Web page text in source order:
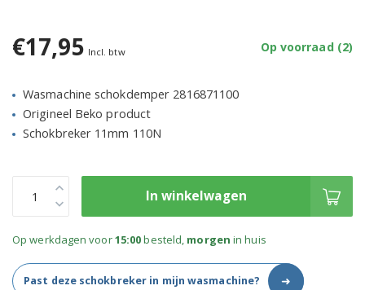
€17,95 Incl. btw Op voorraad (2)
Wasmachine schokdemper 2816871100
Origineel Beko product
Schokbreker 11mm 110N
In winkelwagen
Op werkdagen voor15:00besteld, morgen in huis
Past deze schokbreker in mijn wasmachine? ➜